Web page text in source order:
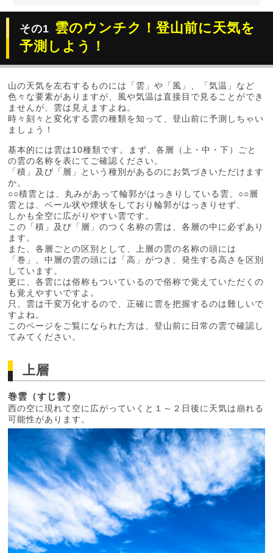
その1 雲のウンチク！登山前に天気を
予測しよう！
山の天気を左右するものには「雲」や「風」、「気温」など
色々な要素がありますが、風や気温は直接目で見ることができ
ませんが、雲は見えますよね。
時々刻々と変化する雲の種類を知って、登山前に予測しちゃい
ましょう！
基本的には雲は10種類です。まず、各層（上・中・下）ごと
の雲の名称を表にてご確認ください。
「積」及び「層」という種別があるのにお気づきいただけます
か。
○○積雲とは、丸みがあって輪郭がはっきりしている雲、○○層
雲とは、ベール状や煙状をしており輪郭がはっきりせず、
しかも全空に広がりやすい雲です。
この「積」及び「層」のつく名称の雲は、各層の中に必ずあり
ます。
また、各層ごとの区別として、上層の雲の名称の頭には
「巻」、中層の雲の頭には「高」がつき、発生する高さを区別
しています。
更に、各雲には俗称もついているので俗称で覚えていただくの
も覚えやすいですよ。
只、雲は千変万化するので、正確に雲を把握するのは難しいで
すよね。
このページをご覧になられた方は、登山前に日常の雲で確認し
てみてください。
上層
巻雲（すじ雲）
西の空に現れて空に広がっていくと１～２日後に天気は崩れる
可能性があります。